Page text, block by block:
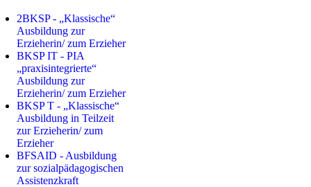
2BKSP - „Klassische“
Ausbildung zur
Erzieherin/ zum Erzieher
BKSP IT - PIA
„praxisintegrierte“
Ausbildung zur
Erzieherin/ zum Erzieher
BKSP T - „Klassische“
Ausbildung in Teilzeit
zur Erzieherin/ zum
Erzieher
BFSAID - Ausbildung
zur sozialpädagogischen
Assistenzkraft